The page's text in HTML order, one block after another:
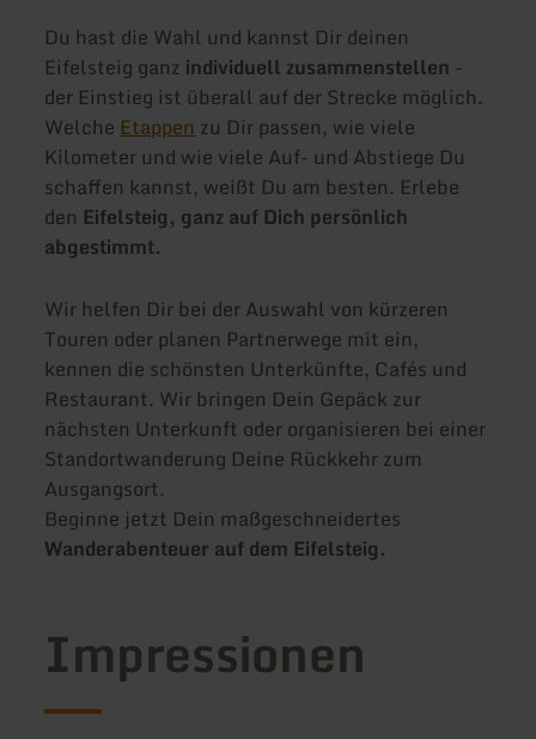
Du hast die Wahl und kannst Dir deinen
Eifelsteig ganz individuell zusammenstellen -
der Einstieg ist überall auf der Strecke möglich.
WelcheEtappenzu Dir passen, wie viele
Kilometer und wie viele Auf- und Abstiege Du
schaffen kannst, weißt Du am besten. Erlebe
den Eifelsteig, ganz auf Dich persönlich
abgestimmt.
Wir helfen Dir bei der Auswahl von kürzeren
Touren oder planen Partnerwege mit ein,
kennen die schönsten Unterkünfte, Cafés und
Restaurant. Wir bringen Dein Gepäck zur
nächsten Unterkunft oder organisieren bei einer
Standortwanderung Deine Rückkehr zum
Ausgangsort.
Beginne jetzt Dein maßgeschneidertes
Wanderabenteuer auf dem Eifelsteig.
Impressionen